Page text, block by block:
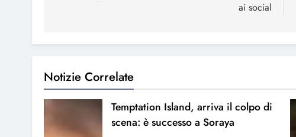
ai social
Notizie Correlate
Temptation Island, arriva il colpo di
scena: è successo a Soraya